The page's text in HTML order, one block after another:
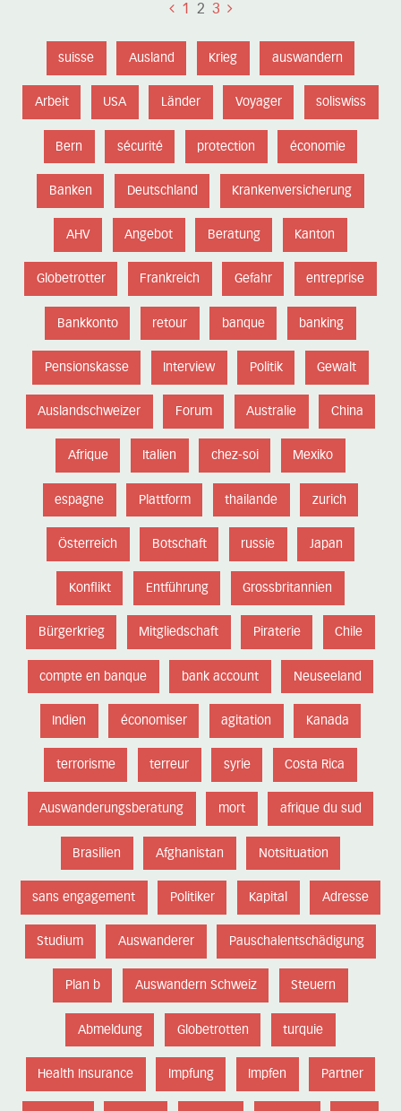
1 2 3
suisse Ausland Krieg auswandern
Arbeit USA Länder Voyager soliswiss
Bern sécurité protection économie
Banken Deutschland Krankenversicherung
AHV Angebot Beratung Kanton
Globetrotter Frankreich Gefahr entreprise
Bankkonto retour banque banking
Pensionskasse Interview Politik Gewalt
Auslandschweizer Forum Australie China
Afrique Italien chez-soi Mexiko
espagne Plattform thailande zurich
Österreich Botschaft russie Japan
Konflikt Entführung Grossbritannien
Bürgerkrieg Mitgliedschaft Piraterie Chile
compte en banque bank account Neuseeland
Indien économiser agitation Kanada
terrorisme terreur syrie Costa Rica
Auswanderungsberatung mort afrique du sud
Brasilien Afghanistan Notsituation
sans engagement Politiker Kapital Adresse
Studium Auswanderer Pauschalentschädigung
Plan b Auswandern Schweiz Steuern
Abmeldung Globetrotten turquie
Health Insurance Impfung Impfen Partner